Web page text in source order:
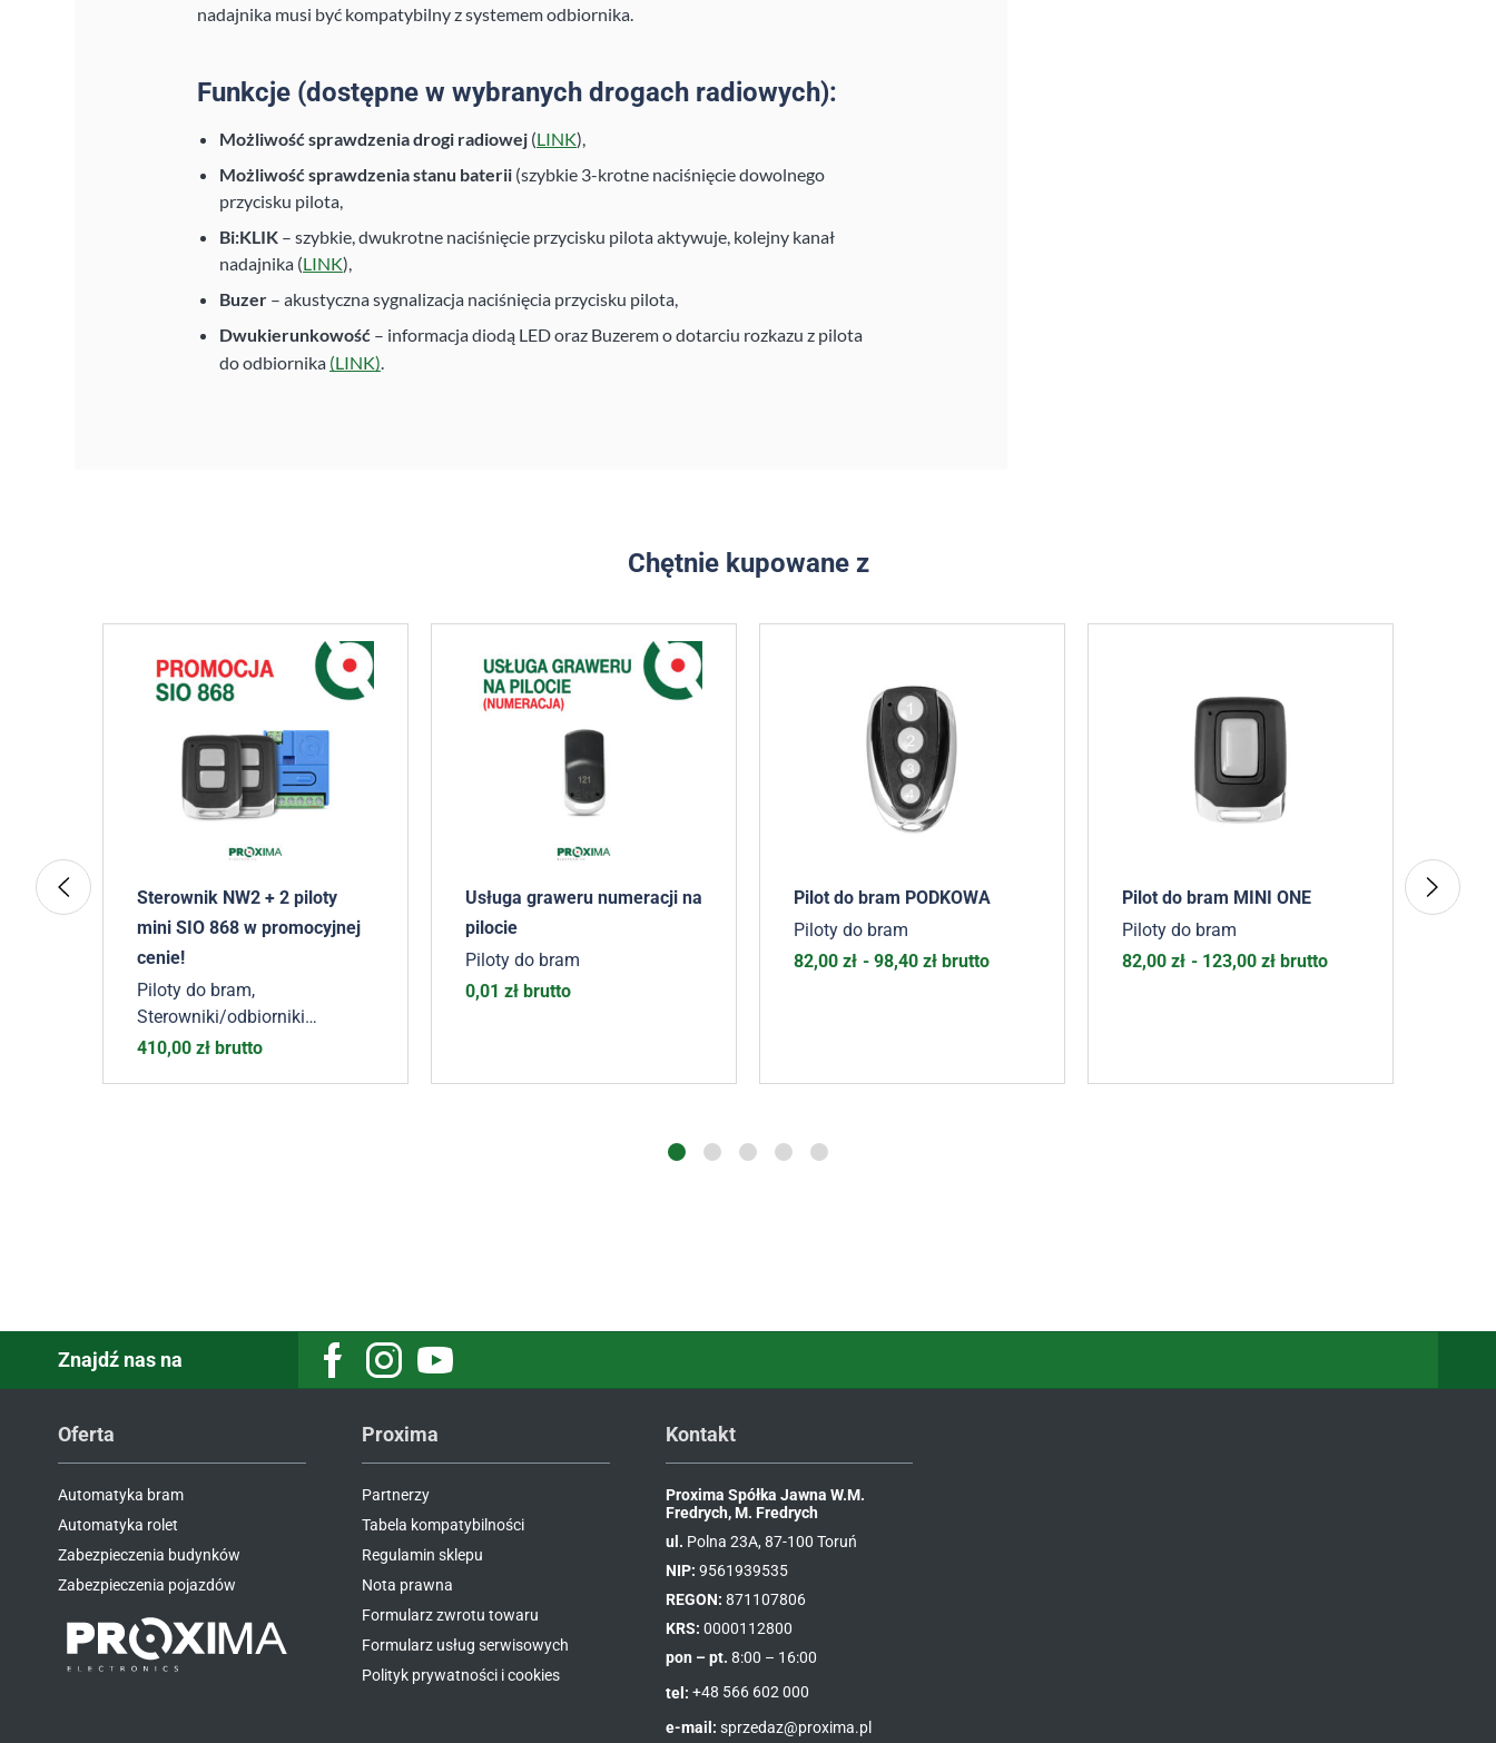
nadajnika musi być kompatybilny z systemem odbiornika.
Funkcje (dostępne w wybranych drogach radiowych):
Możliwość sprawdzenia drogi radiowej (LINK),
Możliwość sprawdzenia stanu baterii (szybkie 3-krotne naciśnięcie dowolnego
przycisku pilota,
Bi:KLIK – szybkie, dwukrotne naciśnięcie przycisku pilota aktywuje, kolejny kanał
nadajnika (LINK),
Buzer – akustyczna sygnalizacja naciśnięcia przycisku pilota,
Dwukierunkowość – informacja diodą LED oraz Buzerem o dotarciu rozkazu z pilota
do odbiornika (LINK).
Chętnie kupowane z
Sterownik NW2 + 2 piloty
mini SIO 868 w promocyjnej
cenie!
Piloty do bram,
Sterowniki/odbiorniki
zewnętrzne
410,00 zł brutto
Usługa graweru numeracji na
pilocie
Piloty do bram
0,01 zł brutto
Pilot do bram PODKOWA
Piloty do bram
82,00 zł - 98,40 zł brutto
Pilot do bram MINI ONE
Piloty do bram
82,00 zł - 123,00 zł brutto
Znajdź nas na
Oferta
Automatyka bram
Automatyka rolet
Zabezpieczenia budynków
Zabezpieczenia pojazdów
Proxima
Partnerzy
Tabela kompatybilności
Regulamin sklepu
Nota prawna
Formularz zwrotu towaru
Formularz usług serwisowych
Polityk prywatności i cookies
Kontakt
Proxima Spółka Jawna W.M.
Fredrych, M. Fredrych
ul. Polna 23A, 87-100 Toruń
NIP: 9561939535
REGON: 871107806
KRS: 0000112800
pon – pt. 8:00 – 16:00
tel: +48 566 602 000
e-mail: sprzedaz@proxima.pl